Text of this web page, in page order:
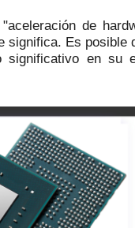
de
significa. Es posible
en su